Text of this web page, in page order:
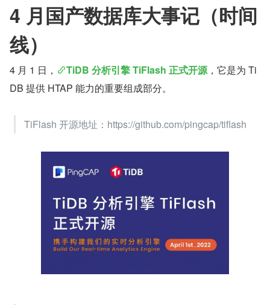
4 月国产数据库大事记（时间
线）
4 月 1 日， TiDB 分析引擎 TiFlash 正式开源，它是为 Ti
DB 提供 HTAP 能力的重要组成部分。
TiFlash 开源地址：https://github.com/pingcap/tiflash